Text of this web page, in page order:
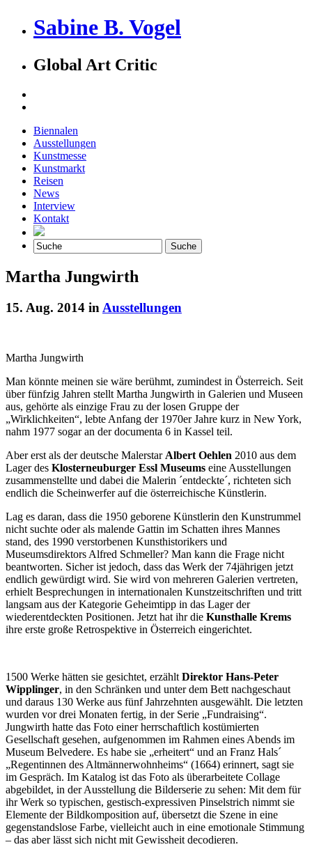
Sabine B. Vogel
Global Art Critic
Biennalen
Ausstellungen
Kunstmesse
Kunstmarkt
Reisen
News
Interview
Kontakt
Martha Jungwirth
15. Aug. 2014 in Ausstellungen
Martha Jungwirth
Man könnte meinen sie wäre berühmt, zumindest in Österreich. Seit
über fünfzig Jahren stellt Martha Jungwirth in Galerien und Museen
aus, gehörte als einzige Frau zu der losen Gruppe der
„Wirklichkeiten“, lebte Anfang der 1970er Jahre kurz in New York,
nahm 1977 sogar an der documenta 6 in Kassel teil.
Aber erst als der deutsche Malerstar Albert Oehlen 2010 aus dem
Lager des Klosterneuburger Essl Museums eine Ausstellungen
zusammenstellte und dabei die Malerin ´entdeckte´, richteten sich
endlich die Scheinwerfer auf die österreichische Künstlerin.
Lag es daran, dass die 1950 geborene Künstlerin den Kunstrummel
nicht suchte oder als malende Gattin im Schatten ihres Mannes
stand, des 1990 verstorbenen Kunsthistorikers und
Museumsdirektors Alfred Schmeller? Man kann die Frage nicht
beantworten. Sicher ist jedoch, dass das Werk der 74jährigen jetzt
endlich gewürdigt wird. Sie wird von mehreren Galerien vertreten,
erhielt Besprechungen in internationalen Kunstzeitschriften und tritt
langsam aus der Kategorie Geheimtipp in das Lager der
wiederentdeckten Positionen. Jetzt hat ihr die Kunsthalle Krems
ihre erste große Retrospektive in Österreich eingerichtet.
1500 Werke hätten sie gesichtet, erzählt Direktor Hans-Peter
Wipplinger, in den Schränken und unter dem Bett nachgeschaut
und daraus 130 Werke aus fünf Jahrzehnten ausgewählt. Die letzten
wurden vor drei Monaten fertig, in der Serie „Fundraising“.
Jungwirth hatte das Foto einer herrschaftlich kostümierten
Gesellschaft gesehen, aufgenommen im Rahmen eines Abends im
Museum Belvedere. Es habe sie „erheitert“ und an Franz Hals´
„Regentinnen des Altmännerwohnheims“ (1664) erinnert, sagt sie
im Gespräch. Im Katalog ist das Foto als überarbeitete Collage
abgebildet, in der Ausstellung die Bilderserie zu sehen: Mit dem für
ihr Werk so typischen, gestisch-expressiven Pinselstrich nimmt sie
Elemente der Bildkomposition auf, übersetzt die Szene in eine
gegenstandslose Farbe, vielleicht auch in eine emotionale Stimmung
– das aber lässt sich nicht mit Gewissheit decodieren.